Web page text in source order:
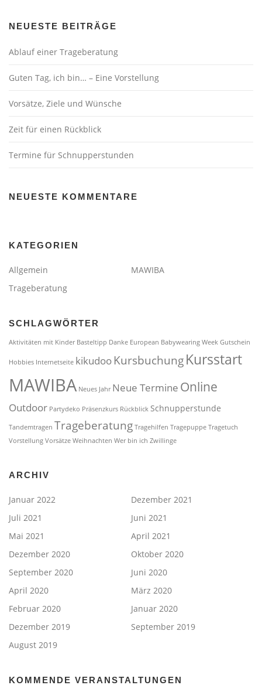
NEUESTE BEITRÄGE
Ablauf einer Trageberatung
Guten Tag, ich bin… – Eine Vorstellung
Vorsätze, Ziele und Wünsche
Zeit für einen Rückblick
Termine für Schnupperstunden
NEUESTE KOMMENTARE
KATEGORIEN
Allgemein
MAWIBA
Trageberatung
SCHLAGWÖRTER
Aktivitäten mit Kinder Basteltipp Danke European Babywearing Week Gutschein
Hobbies Internetseite kikudoo KursbuchungKursstart
MAWIBA Neues Jahr Neue Termine Online
Outdoor Partydeko Präsenzkurs Rückblick Schnupperstunde
Tandemtragen Trageberatung Tragehilfen Tragepuppe Tragetuch
Vorstellung Vorsätze Weihnachten Wer bin ich Zwillinge
ARCHIV
Januar 2022
Dezember 2021
Juli 2021
Juni 2021
Mai 2021
April 2021
Dezember 2020
Oktober 2020
September 2020
Juni 2020
April 2020
März 2020
Februar 2020
Januar 2020
Dezember 2019
September 2019
August 2019
KOMMENDE VERANSTALTUNGEN